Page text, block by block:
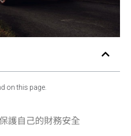
on this page.
護自己的財務安全